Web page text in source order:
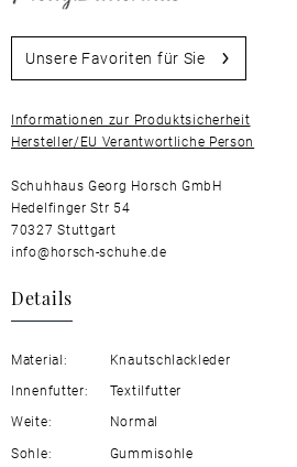
Unsere Favoriten für Sie
Informationen zur Produktsicherheit
Hersteller/EU Verantwortliche Person
Schuhhaus Georg Horsch GmbH
Hedelfinger Str 54
70327 Stuttgart
info@horsch-schuhe.de
Details
Material:
Knautschlackleder
Innenfutter:
Textilfutter
Weite:
Normal
Sohle:
Gummisohle